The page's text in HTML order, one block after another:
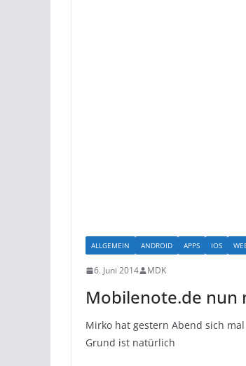
ALLGEMEIN ANDROID APPS IOS
6. Juni 2014 MDK
Mobilenote.de nun
Mirko hat gestern Abend sich
Grund ist natürlich